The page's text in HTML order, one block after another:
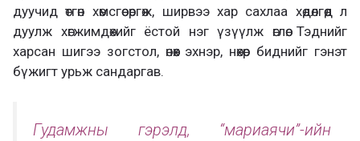
дуучид өтгөн хөмсгөө өргөж, ширвээ хар сахлаа хөдөлгөөд л
дуулж хөгжимдөхийг ёстой нэг үзүүлж өглөө. Тэднийг
харсан шигээ зогстол, өнөөх эхнэр, нөхөр биднийг гэнэт
бүжигт урьж сандаргав.
Гудамжны гэрэлд, “мариаячи”-ийн